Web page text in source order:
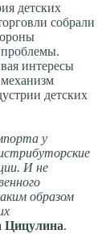
детских
собрали
проблемы.
интересы
детских
у
И не
образом
Цицулина.